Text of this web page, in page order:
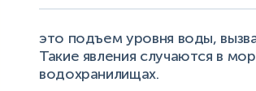
это подъем уровня воды,
Такие явления случаются в
водохранилищах.